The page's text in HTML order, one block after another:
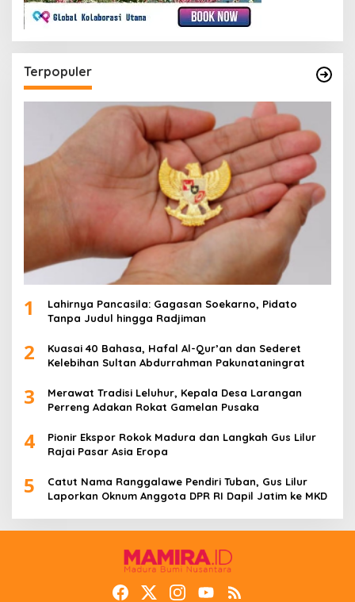
Terpopuler
1
Lahirnya Pancasila: Gagasan Soekarno, Pidato
Tanpa Judul hingga Radjiman
2
Kuasai 40 Bahasa, Hafal Al-Qur’an dan Sederet
Kelebihan Sultan Abdurrahman Pakunataningrat
3
Merawat Tradisi Leluhur, Kepala Desa Larangan
Perreng Adakan Rokat Gamelan Pusaka
4
Pionir Ekspor Rokok Madura dan Langkah Gus Lilur
Rajai Pasar Asia Eropa
5
Catut Nama Ranggalawe Pendiri Tuban, Gus Lilur
Laporkan Oknum Anggota DPR RI Dapil Jatim ke MKD